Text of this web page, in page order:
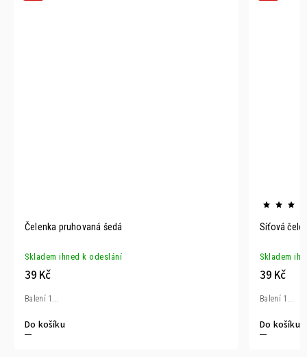
Čelenka pruhovaná šedá
Skladem ihned k odeslání
39 Kč
Do košíku
Balení 1...
Síťová
Skladem
39 Kč
Do košíku
Balení 1...